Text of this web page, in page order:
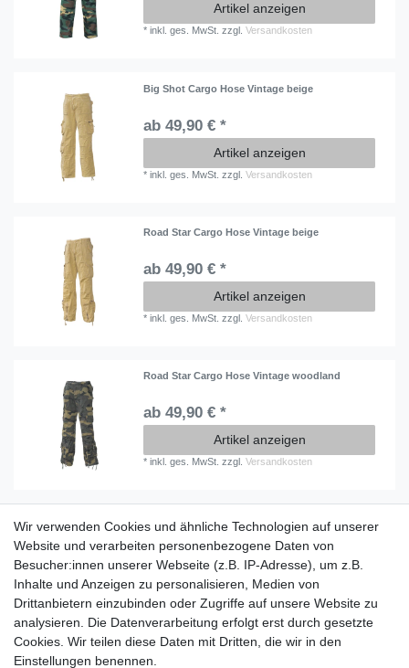
Artikel anzeigen
*inkl. ges. MwSt. zzgl.Versandkosten
Big Shot Cargo Hose Vintage beige
ab 49,90 € *
Artikel anzeigen
*inkl. ges. MwSt. zzgl.Versandkosten
Road Star Cargo Hose Vintage beige
ab 49,90 € *
Artikel anzeigen
*inkl. ges. MwSt. zzgl.Versandkosten
Road Star Cargo Hose Vintage woodland
ab 49,90 € *
Artikel anzeigen
*inkl. ges. MwSt. zzgl.Versandkosten
Information
Versand mit DHL weltweit
Kostenloser Versand ab 40 €
Lieferung an Paketstation
14 Tage Rückgaberecht
Wichtiges
Wir verwenden Cookies und ähnliche Technologien auf unserer
Website und verarbeiten personenbezogene Daten von
Besucher:innen unserer Webseite (z.B. IP-Adresse), um z.B.
Inhalte und Anzeigen zu personalisieren, Medien von
Drittanbietern einzubinden oder Zugriffe auf unsere Website zu
analysieren. Die Datenverarbeitung erfolgt erst durch gesetzte
Cookies. Wir teilen diese Daten mit Dritten, die wir in den
Einstellungen benennen.